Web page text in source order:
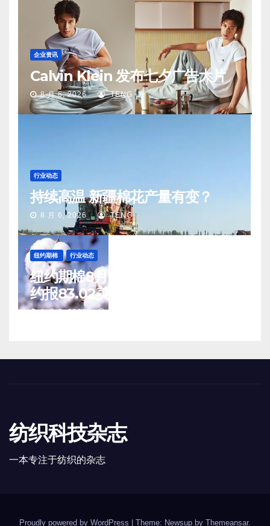
企业资讯
Calvin Klein 发布七夕广告大片
8 月 6, 2026 TENG
行业动态
持续高温 新疆棉花产量有变？
8 月 6, 2026 TENG
纽约期棉 行业动态
纽约期棉8月5日(周三)收涨12月合
约报83.02美分/磅
8 月 6, 2026 TENG
纺织科技杂志
一本专注于纺织的杂志
Proudly powered by WordPress | Theme: Newsup by Themeansar.